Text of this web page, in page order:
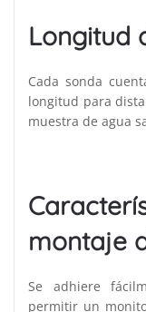
Longitud
Cada sonda
longitud para
muestra de agua
montaje
Se adhiere
permitir un